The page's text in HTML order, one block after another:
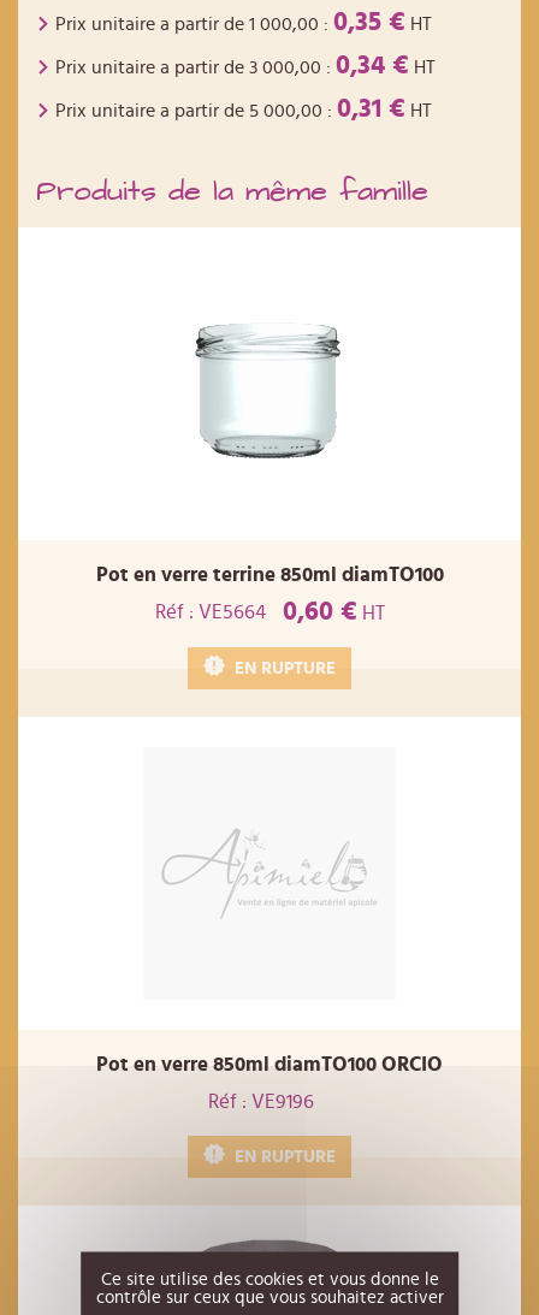
Prix unitaire a partir de 1 000,00 : 0,35 € HT
Prix unitaire a partir de 3 000,00 : 0,34 € HT
Prix unitaire a partir de 5 000,00 : 0,31 € HT
Produits de la même famille
Pot en verre terrine 850ml diamTO100
Réf : VE5664
0,60 € HT
EN RUPTURE
Pot en verre 850ml diamTO100 ORCIO
Réf : VE9196
EN RUPTURE
Ce site utilise des cookies et vous donne le
contrôle sur ceux que vous souhaitez activer